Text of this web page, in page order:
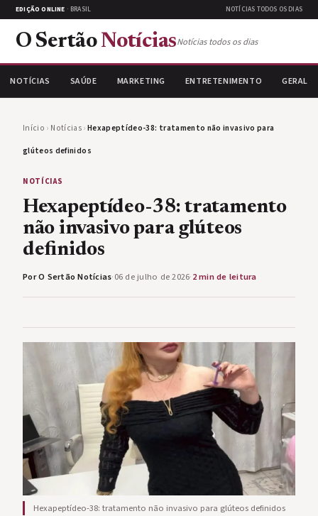
EDIÇÃO ONLINE · BRASIL NOTÍCIAS TODOS OS DIAS
O Sertão NotíciasNotícias todos os dias
NOTÍCIAS SAÚDE MARKETING ENTRETENIMENTO GERAL
Início › Notícias›Hexapeptídeo-38: tratamento não invasivo para
glúteos definidos
NOTÍCIAS
Hexapeptídeo-38: tratamento
não invasivo para glúteos
definidos
Por O Sertão Notícias·06 de julho de 2026·2 min de leitura
Hexapeptídeo-38: tratamento não invasivo para glúteos definidos